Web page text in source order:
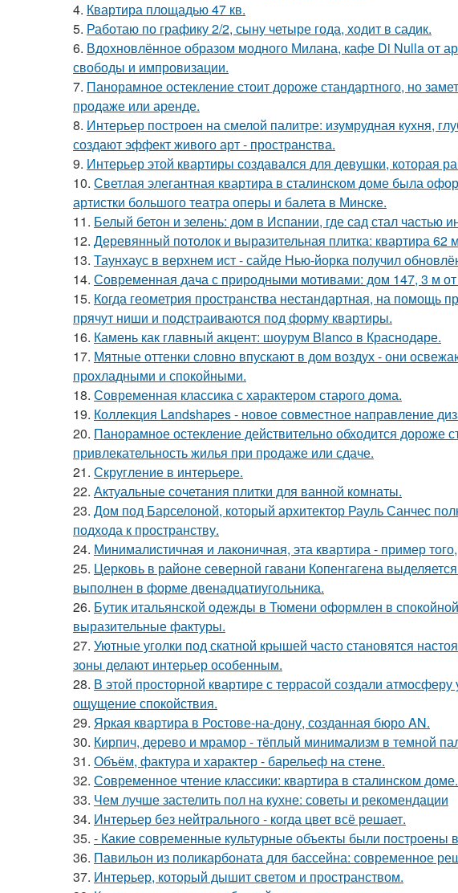
4. Квартира площадью 47 кв.
5. Работаю по графику 2/2, сыну четыре года, ходит в садик.
6. Вдохновлённое образом модного Милана, кафе Di Nulla от
свободы и импровизации.
7. Панорамное остекление стоит дороже стандартного, но
продаже или аренде.
8. Интерьер построен на смелой палитре: изумрудная кухня,
создают эффект живого арт - пространства.
9. Интерьер этой квартиры создавался для девушки, которая
10. Светлая элегантная квартира в сталинском доме была
артистки большого театра оперы и балета в Минске.
11. Белый бетон и зелень: дом в Испании, где сад стал частью
12. Деревянный потолок и выразительная плитка: квартира 62
13. Таунхаус в верхнем ист - сайде Нью-йорка получил
14. Современная дача с природными мотивами: дом 147, 3 м
15. Когда геометрия пространства нестандартная, на помощь
прячут ниши и подстраиваются под форму квартиры.
16. Камень как главный акцент: шоурум Blanco в Краснодаре.
17. Мятные оттенки словно впускают в дом воздух - они
прохладными и спокойными.
18. Современная классика с характером старого дома.
19. Коллекция Landshapes - новое совместное направление
20. Панорамное остекление действительно обходится дороже
привлекательность жилья при продаже или сдаче.
21. Скругление в интерьере.
22. Актуальные сочетания плитки для ванной комнаты.
23. Дом под Барселоной, который архитектор Рауль Санчес
подхода к пространству.
24. Минималистичная и лаконичная, эта квартира - пример
25. Церковь в районе северной гавани Копенгагена
выполнен в форме двенадцатиугольника.
26. Бутик итальянской одежды в Тюмени оформлен в
выразительные фактуры.
27. Уютные уголки под скатной крышей часто становятся
зоны делают интерьер особенным.
28. В этой просторной квартире с террасой создали
ощущение спокойствия.
29. Яркая квартира в Ростове-на-дону, созданная бюро AN.
30. Кирпич, дерево и мрамор - тёплый минимализм в темной
31. Объём, фактура и характер - барельеф на стене.
32. Современное чтение классики: квартира в сталинском доме.
33. Чем лучше застелить пол на кухне: советы и рекомендации
34. Интерьер без нейтрального - когда цвет всё решает.
35. - Какие современные культурные объекты были построены
36. Павильон из поликарбоната для бассейна: современное
37. Интерьер, который дышит светом и пространством.